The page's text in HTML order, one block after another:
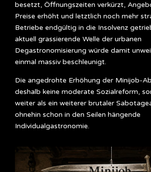
besetzt, Öffnungszeiten verkürzt,
Preise erhöht und letztlich noch mehr
Betriebe endgültig in die Insolvenz
aktuell grassierende Welle der urbanen
Degastronomisierung würde damit
einmal massiv beschleunigt.
Die angedrohte Erhöhung der Minijob-
deshalb keine moderate Sozialreform,
weiter als ein weiterer brutaler
ohnehin schon in den Seilen hängende
Individualgastronomie.